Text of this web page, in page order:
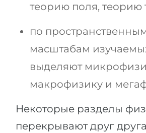
теорию поля, теорию
по
масштабам
выделяют
макрофизику и
Некоторые разделы
перекрывают друг